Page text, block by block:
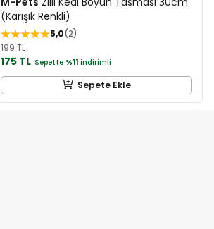
(Karışık Renkli)
5,0 2
199 TL
175 TL Sepette %11 indirimli
Sepete Ekle